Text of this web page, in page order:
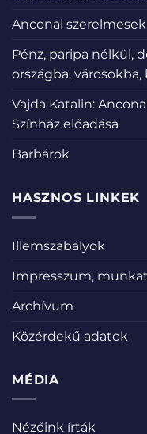
Anconai szerelmesek
Pénz, paripa nélkül,
országba,
Vajda Katalin:
Színház előadása
Barbárok
HASZNOS LINKEK
Illemszabályok
Impresszum,
Archívum
Közérdekű adatok
MÉDIA
Nézőink írták